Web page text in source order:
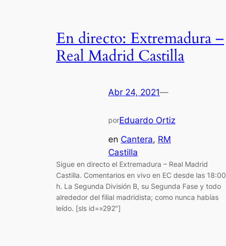
En directo: Extremadura –
Real Madrid Castilla
Abr 24, 2021—
porEduardo Ortiz
en Cantera, RM
Castilla
Sigue en directo el Extremadura – Real Madrid
Castilla. Comentarios en vivo en EC desde las 18:00
h. La Segunda División B, su Segunda Fase y todo
alrededor del filial madridista; como nunca habías
leído. [sls id=»292″]